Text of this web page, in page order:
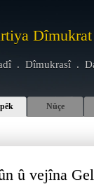
Nûçe
. Dîmukrasî .
û vejîna